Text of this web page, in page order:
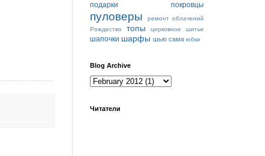
подарки покровцы
пуловеры
ремонт облачений
Рождество
топы церковное шитье
шапочки шарфы шью сама юбки
Blog Archive
Читатели